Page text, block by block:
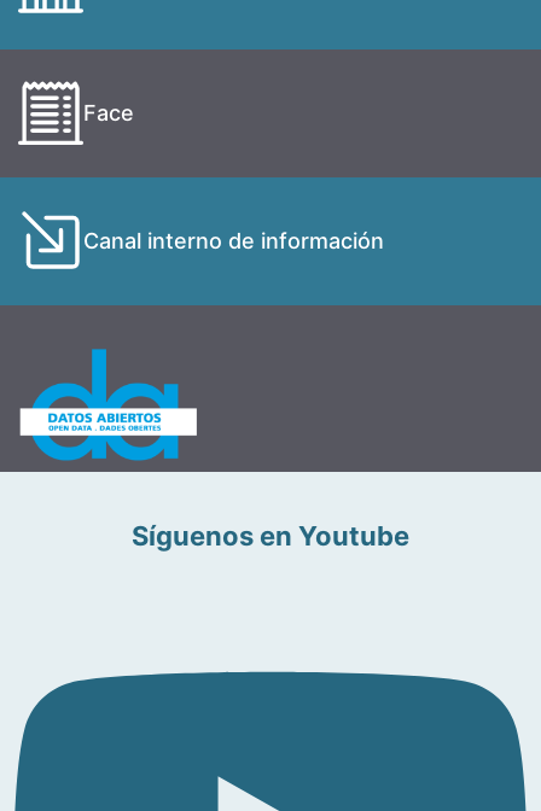
Face
Canal interno de información
Síguenos en Youtube